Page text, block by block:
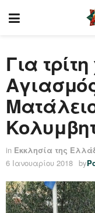
Για
in Εκκλησία της
6 Ιανουαρίου 2018 by